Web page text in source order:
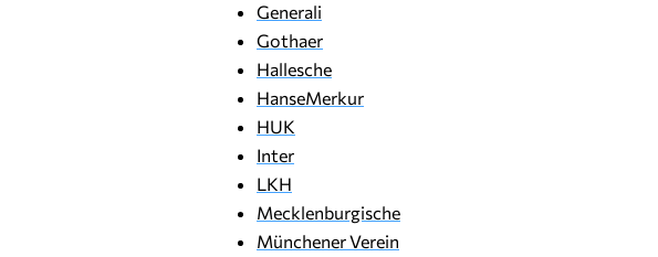
Generali
Gothaer
Hallesche
HanseMerkur
HUK
Inter
LKH
Mecklenburgische
Münchener Verein